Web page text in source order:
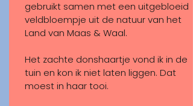
gebruikt samen met een uitgebloeid
veldbloempje uit de natuur van het
Land van Maas & Waal.
Het zachte donshaartje vond ik in de
tuin en kon ik niet laten liggen. Dat
moest in haar tooi.